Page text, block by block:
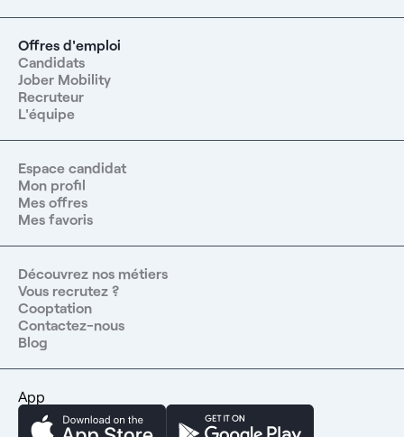
Offres d'emploi
Candidats
Jober Mobility
Recruteur
L'équipe
Espace candidat
Mon profil
Mes offres
Mes favoris
Découvrez nos métiers
Vous recrutez ?
Cooptation
Contactez-nous
Blog
App